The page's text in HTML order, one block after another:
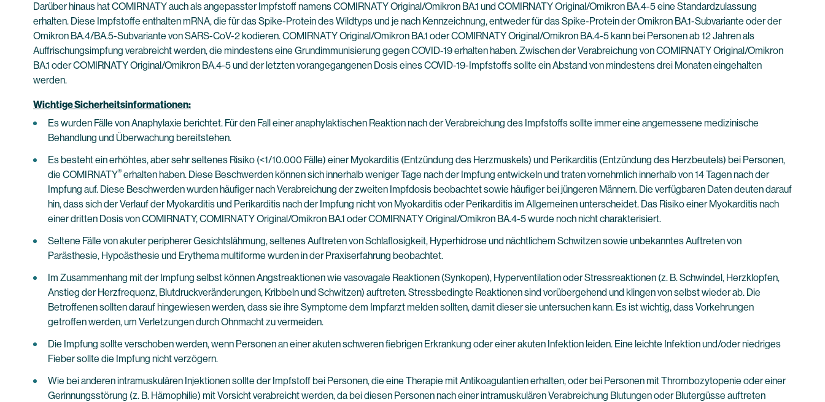
Darüber hinaus hat COMIRNATY auch als angepasster Impfstoff namens COMIRNATY Original/Omikron BA.1 und COMIRNATY Original/Omikron BA.4-5 eine Standardzulassung
erhalten. Diese Impfstoffe enthalten mRNA, die für das Spike-Protein des Wildtyps und je nach Kennzeichnung, entweder für das Spike-Protein der Omikron BA.1-Subvariante oder der
Omikron BA.4/BA.5-Subvariante von SARS-CoV-2 kodieren. COMIRNATY Original/Omikron BA.1 oder COMIRNATY Original/Omikron BA.4-5 kann bei Personen ab 12 Jahren als
Auffrischungsimpfung verabreicht werden, die mindestens eine Grundimmunisierung gegen COVID-19 erhalten haben. Zwischen der Verabreichung von COMIRNATY Original/Omikron
BA.1 oder COMIRNATY Original/Omikron BA.4-5 und der letzten vorangegangenen Dosis eines COVID-19-Impfstoffs sollte ein Abstand von mindestens drei Monaten eingehalten
werden.
Wichtige Sicherheitsinformationen:
Es wurden Fälle von Anaphylaxie berichtet. Für den Fall einer anaphylaktischen Reaktion nach der Verabreichung des Impfstoffs sollte immer eine angemessene medizinische
Behandlung und Überwachung bereitstehen.
Es besteht ein erhöhtes, aber sehr seltenes Risiko (<1/10.000 Fälle) einer Myokarditis (Entzündung des Herzmuskels) und Perikarditis (Entzündung des Herzbeutels) bei Personen,
die COMIRNATY® erhalten haben. Diese Beschwerden können sich innerhalb weniger Tage nach der Impfung entwickeln und traten vornehmlich innerhalb von 14 Tagen nach der
Impfung auf. Diese Beschwerden wurden häufiger nach Verabreichung der zweiten Impfdosis beobachtet sowie häufiger bei jüngeren Männern. Die verfügbaren Daten deuten darauf
hin, dass sich der Verlauf der Myokarditis und Perikarditis nach der Impfung nicht von Myokarditis oder Perikarditis im Allgemeinen unterscheidet. Das Risiko einer Myokarditis nach
einer dritten Dosis von COMIRNATY, COMIRNATY Original/Omikron BA.1 oder COMIRNATY Original/Omikron BA.4-5 wurde noch nicht charakterisiert.
Seltene Fälle von akuter peripherer Gesichtslähmung, seltenes Auftreten von Schlaflosigkeit, Hyperhidrose und nächtlichem Schwitzen sowie unbekanntes Auftreten von
Parästhesie, Hypoästhesie und Erythema multiforme wurden in der Praxiserfahrung beobachtet.
Im Zusammenhang mit der Impfung selbst können Angstreaktionen wie vasovagale Reaktionen (Synkopen), Hyperventilation oder Stressreaktionen (z. B. Schwindel, Herzklopfen,
Anstieg der Herzfrequenz, Blutdruckveränderungen, Kribbeln und Schwitzen) auftreten. Stressbedingte Reaktionen sind vorübergehend und klingen von selbst wieder ab. Die
Betroffenen sollten darauf hingewiesen werden, dass sie ihre Symptome dem Impfarzt melden sollten, damit dieser sie untersuchen kann. Es ist wichtig, dass Vorkehrungen
getroffen werden, um Verletzungen durch Ohnmacht zu vermeiden.
Die Impfung sollte verschoben werden, wenn Personen an einer akuten schweren fiebrigen Erkrankung oder einer akuten Infektion leiden. Eine leichte Infektion und/oder niedriges
Fieber sollte die Impfung nicht verzögern.
Wie bei anderen intramuskulären Injektionen sollte der Impfstoff bei Personen, die eine Therapie mit Antikoagulantien erhalten, oder bei Personen mit Thrombozytopenie oder einer
Gerinnungsstörung (z. B. Hämophilie) mit Vorsicht verabreicht werden, da bei diesen Personen nach einer intramuskulären Verabreichung Blutungen oder Blutergüsse auftreten